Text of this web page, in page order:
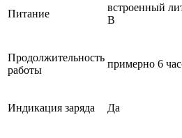
Питание
встроенный
В
Продолжительность
работы
примерно 6
Индикация заряда Да